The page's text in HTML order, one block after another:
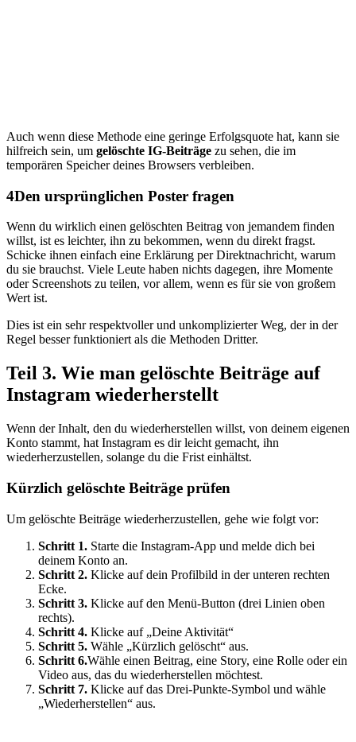
Auch wenn diese Methode eine geringe Erfolgsquote hat, kann sie
hilfreich sein, um gelöschte IG-Beiträge zu sehen, die im
temporären Speicher deines Browsers verbleiben.
4Den ursprünglichen Poster fragen
Wenn du wirklich einen gelöschten Beitrag von jemandem finden
willst, ist es leichter, ihn zu bekommen, wenn du direkt fragst.
Schicke ihnen einfach eine Erklärung per Direktnachricht, warum
du sie brauchst. Viele Leute haben nichts dagegen, ihre Momente
oder Screenshots zu teilen, vor allem, wenn es für sie von großem
Wert ist.
Dies ist ein sehr respektvoller und unkomplizierter Weg, der in der
Regel besser funktioniert als die Methoden Dritter.
Teil 3. Wie man gelöschte Beiträge auf
Instagram wiederherstellt
Wenn der Inhalt, den du wiederherstellen willst, von deinem eigenen
Konto stammt, hat Instagram es dir leicht gemacht, ihn
wiederherzustellen, solange du die Frist einhältst.
Kürzlich gelöschte Beiträge prüfen
Um gelöschte Beiträge wiederherzustellen, gehe wie folgt vor:
Schritt 1. Starte die Instagram-App und melde dich bei
deinem Konto an.
Schritt 2. Klicke auf dein Profilbild in der unteren rechten
Ecke.
Schritt 3. Klicke auf den Menü-Button (drei Linien oben
rechts).
Schritt 4. Klicke auf „Deine Aktivität“
Schritt 5. Wähle „Kürzlich gelöscht“ aus.
Schritt 6.Wähle einen Beitrag, eine Story, eine Rolle oder ein
Video aus, das du wiederherstellen möchtest.
Schritt 7. Klicke auf das Drei-Punkte-Symbol und wähle
„Wiederherstellen“ aus.